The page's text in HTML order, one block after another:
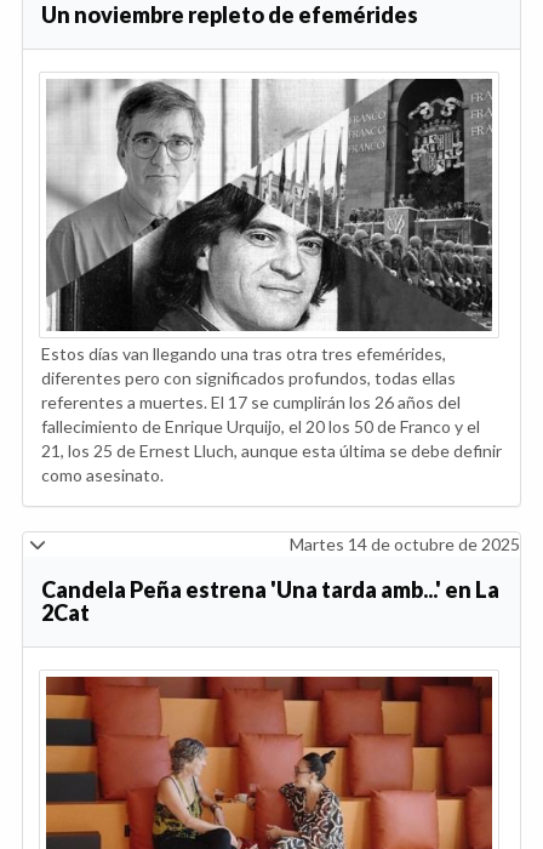
Un noviembre repleto de efemérides
Estos días van llegando una tras otra tres efemérides,
diferentes pero con significados profundos, todas ellas
referentes a muertes. El 17 se cumplirán los 26 años del
fallecimiento de Enrique Urquijo, el 20 los 50 de Franco y el
21, los 25 de Ernest Lluch, aunque esta última se debe definir
como asesinato.
Martes 14 de octubre de 2025
Candela Peña estrena 'Una tarda amb...' en La
2Cat